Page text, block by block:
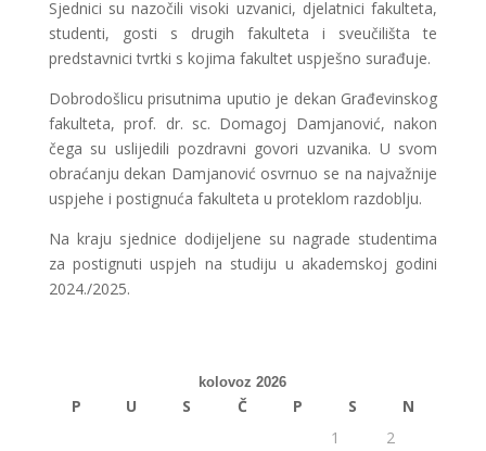
Sjednici su nazočili visoki uzvanici, djelatnici fakulteta,
studenti, gosti s drugih fakulteta i sveučilišta te
predstavnici tvrtki s kojima fakultet uspješno surađuje.
Dobrodošlicu prisutnima uputio je dekan Građevinskog
fakulteta, prof. dr. sc. Domagoj Damjanović, nakon
čega su uslijedili pozdravni govori uzvanika. U svom
obraćanju dekan Damjanović osvrnuo se na najvažnije
uspjehe i postignuća fakulteta u proteklom razdoblju.
Na kraju sjednice dodijeljene su nagrade studentima
za postignuti uspjeh na studiju u akademskoj godini
2024./2025.
kolovoz 2026
P U S Č P S
N
1
2